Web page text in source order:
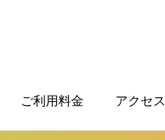
ご利用料金 アクセス